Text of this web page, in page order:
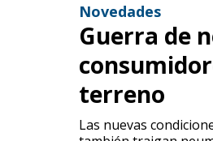
Novedades
Guerra de
terreno
Las nuevas